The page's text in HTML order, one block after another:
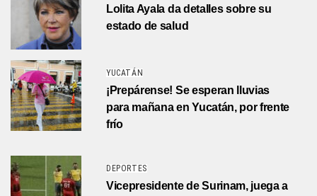
Lolita Ayala da detalles sobre su
estado de salud
YUCATÁN
¡Prepárense! Se esperan lluvias
para mañana en Yucatán, por frente
frío
DEPORTES
Vicepresidente de Surinam, juega a